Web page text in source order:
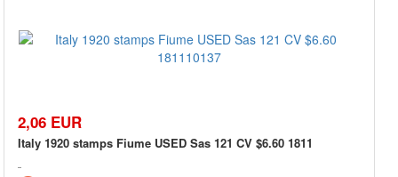
2,06 EUR
Italy 1920 stamps Fiume USED Sas 121 CV $6.60 1811